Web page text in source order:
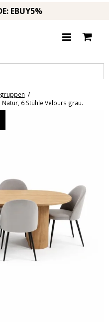
EBUY5%
/
6 Stühle Velours grau.